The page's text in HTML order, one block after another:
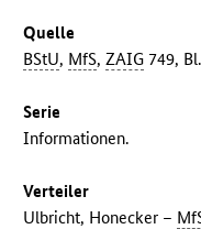
Quelle
BStU, MfS,ZAIG 749,
Serie
Informationen.
Verteiler
Ulbricht, Honecker –